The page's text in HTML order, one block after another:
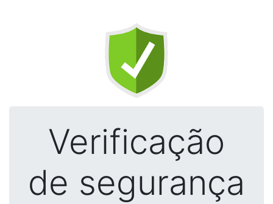
Verificação
de segurança